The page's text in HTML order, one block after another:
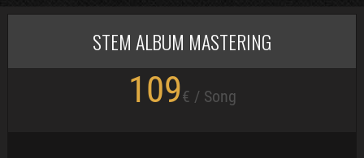
STEM ALBUM MASTERING
109€ / Song